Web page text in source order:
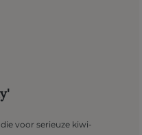
voor serieuze kiwi-